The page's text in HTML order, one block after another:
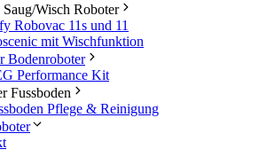
Saug/Wisch Roboter
Robovac 11s und 11
mit Wischfunktion
Bodenroboter
Performance Kit
Fussboden
Pflege & Reinigung